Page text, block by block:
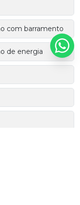
com barramento
de energia